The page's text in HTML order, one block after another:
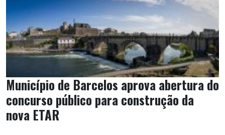
Município de Barcelos aprova abertura do
concurso público para construção da
nova ETAR